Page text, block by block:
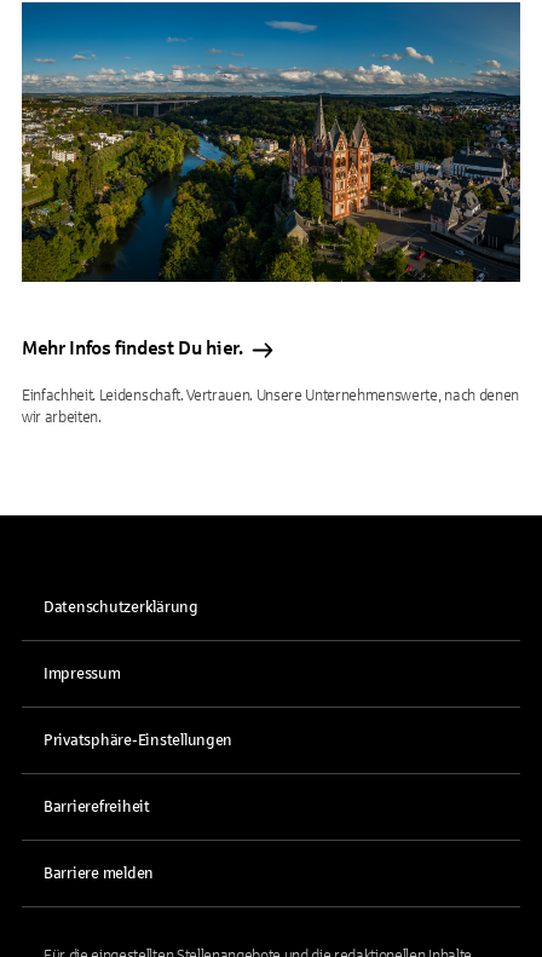
Mehr Infos findest Du hier.
Einfachheit. Leidenschaft. Vertrauen. Unsere Unternehmenswerte, nach denen
wir arbeiten.
Datenschutzerklärung
Impressum
Privatsphäre-Einstellungen
Barrierefreiheit
Barriere melden